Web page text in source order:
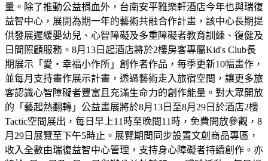
量。除了推動公益捐血外，台南安平雅樂軒酒店今年也與瑞復
益智中心，展開為期一年的藝術共融合作計畫，該中心長期提
供發展遲緩嬰幼兒、心智障礙及多重障礙者教育訓練、復健及
日間照顧服務。8月13日起酒店將於2樓房客專屬Kid's Club長
期展示「愛・幸福小作所」創作者作品，每季更新10幅畫作，
並每月支持畫作展示計畫，透過藝術走入旅宿空間，讓更多旅
客認識心智障礙者豐富且充滿生命力的創作能量。對大眾開放
的「藝起熱翻轉」公益畫展將於8月13日至8月29日於酒店2樓
Tactic空間展出，每日早上11時至晚間11時，免費開放參觀，8
月29日展覽至下午5時止。展覽期間同步設置文創商品專區，
收入全數由瑞復益智中心管理，支持身心障礙者持續創作。亦